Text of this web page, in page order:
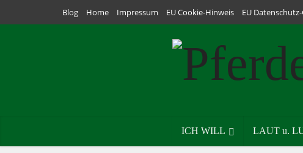
Blog Home Impressum EU Cookie-Hinweis EU
ICH WILL LAUT u.